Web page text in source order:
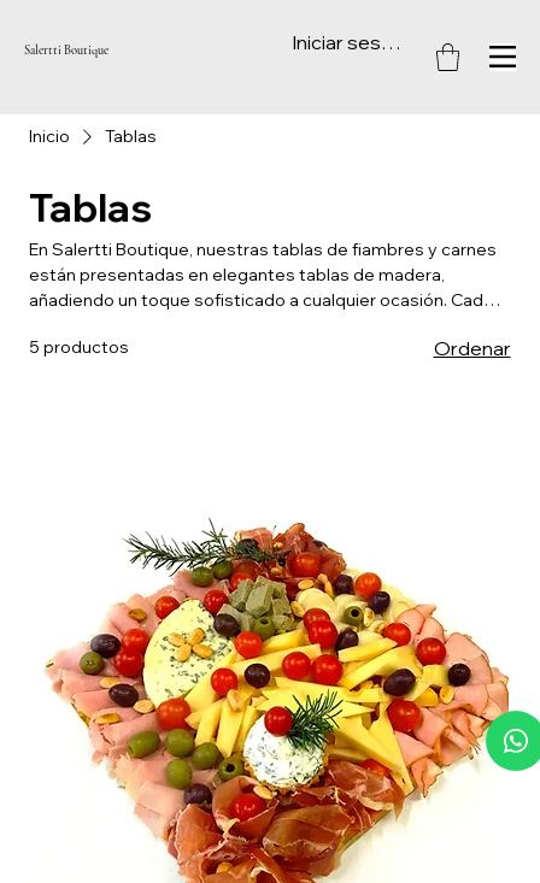
Salertti Boutique Iniciar sesión
Inicio Tablas
Tablas
En Salertti Boutique, nuestras tablas de fiambres y carnes
están presentadas en elegantes tablas de madera,
añadiendo un toque sofisticado a cualquier ocasión. Cada
calidad, acompañados de panes de distintos gustos y
5 productos Ordenar